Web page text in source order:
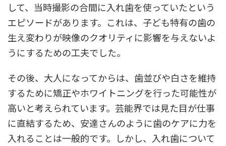
して、当時撮影の合間に入れ歯を使っていたという
エピソードがあります。これは、子ども特有の歯の
生え変わりが映像のクオリティに影響を与えないよ
うにするための工夫でした。
その後、大人になってからは、歯並びや白さを維持
するために矯正やホワイトニングを行った可能性が
高いと考えられています。芸能界では見た目が仕事
に直結するため、安達さんのように歯のケアに力を
入れることは一般的です。しかし、入れ歯について